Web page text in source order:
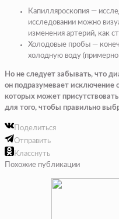
Капилляроскопия —
исследовании можно
изменения артерий, как
Холодовые пробы —
холодную воду (примерно
Но не следует забывать, что
он подразумевает исключение
которых может
для того, чтобы правильно
Поделиться
Отправить
Класснуть
Похожие публикации